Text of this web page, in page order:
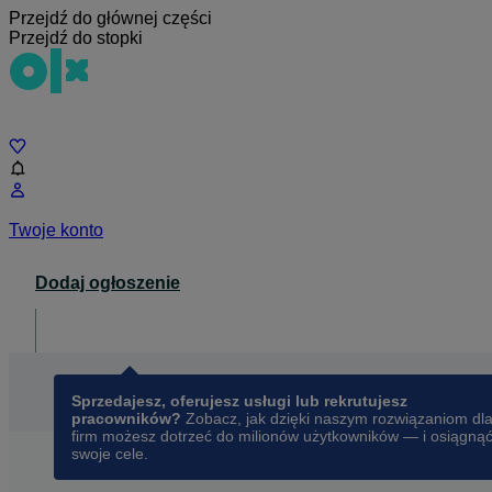
Przejdź do głównej części
Przejdź do stopki
Twoje konto
Dodaj ogłoszenie
Sprzedajesz, oferujesz usługi lub rekrutujesz
pracowników? Zobacz, jak dzięki naszym rozwiązaniom dla
firm możesz dotrzeć do milionów użytkowników — i osiągnąć
swoje cele.